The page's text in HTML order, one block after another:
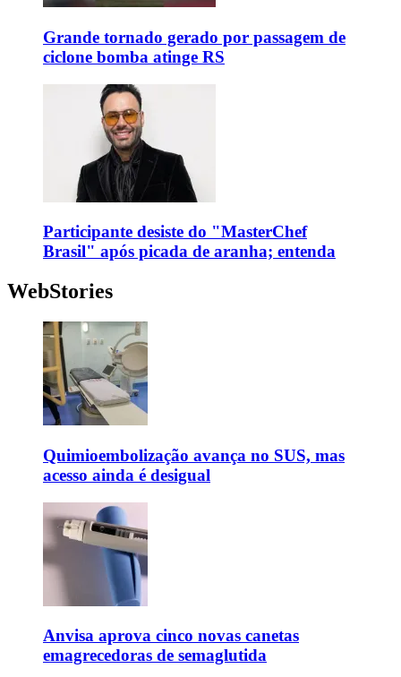
Grande tornado gerado por passagem de
ciclone bomba atinge RS
Participante desiste do "MasterChef
Brasil" após picada de aranha; entenda
WebStories
Quimioembolização avança no SUS, mas
acesso ainda é desigual
Anvisa aprova cinco novas canetas
emagrecedoras de semaglutida